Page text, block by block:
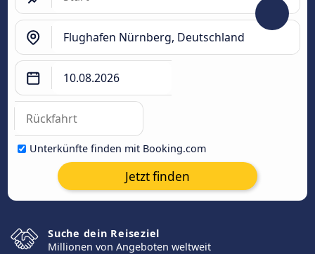
Unterkünfte finden mit Booking.com
Jetzt finden
Suche dein Reiseziel
Millionen von Angeboten weltweit